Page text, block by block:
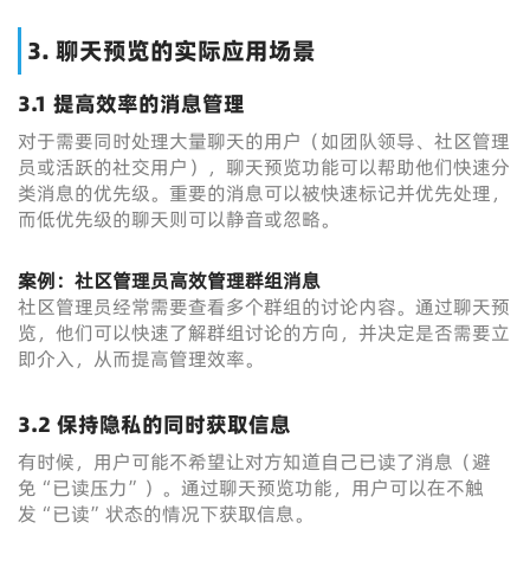
3. 聊天预览的实际应用场景
3.1 提高效率的消息管理
对于需要同时处理大量聊天的用户（如团队领导、社区管理
员或活跃的社交用户），聊天预览功能可以帮助他们快速分
类消息的优先级。重要的消息可以被快速标记并优先处理，
而低优先级的聊天则可以静音或忽略。
案例：社区管理员高效管理群组消息
社区管理员经常需要查看多个群组的讨论内容。通过聊天预
览，他们可以快速了解群组讨论的方向，并决定是否需要立
即介入，从而提高管理效率。
3.2 保持隐私的同时获取信息
有时候，用户可能不希望让对方知道自己已读了消息（避
免“已读压力”）。通过聊天预览功能，用户可以在不触
发“已读”状态的情况下获取信息。